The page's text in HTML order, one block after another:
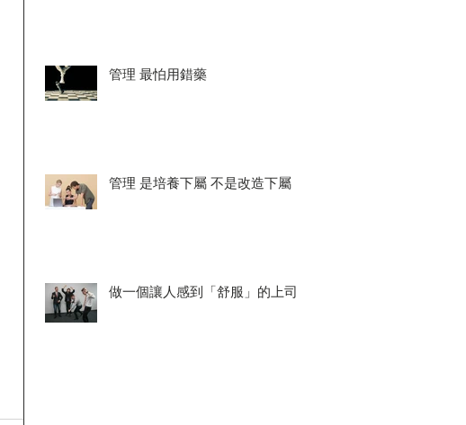
管理 最怕用錯藥
管理 是培養下屬 不是改造下屬
做一個讓人感到「舒服」的上司